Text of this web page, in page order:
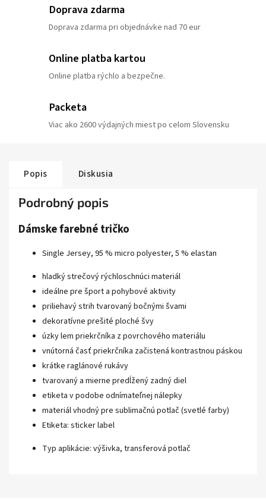
Doprava zdarma
Doprava zdarma pri objednávke nad 70 eur
Online platba kartou
Online platba rýchlo a bezpečne.
Packeta
Viac ako 2600 výdajných miest po celom Slovensku
Popis Diskusia
Podrobný popis
Dámske farebné tričko
Single Jersey, 95 % micro polyester, 5 % elastan
hladký strečový rýchloschnúci materiál
ideálne pre šport a pohybové aktivity
priliehavý strih tvarovaný bočnými švami
dekoratívne prešité ploché švy
úzky lem priekrčníka z povrchového materiálu
vnútorná časť priekrčníka začistená kontrastnou páskou
krátke raglánové rukávy
tvarovaný a mierne predĺžený zadný diel
etiketa v podobe odnímateľnej nálepky
materiál vhodný pre sublimačnú potlač (svetlé farby)
Etiketa: sticker label
Typ aplikácie: výšivka, transferová potlač